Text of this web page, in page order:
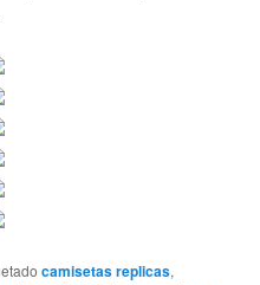
camisetas replicas,